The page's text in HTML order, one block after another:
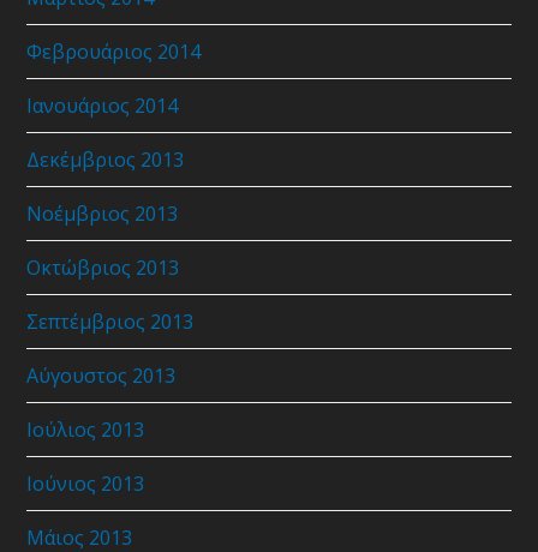
Φεβρουάριος 2014
Ιανουάριος 2014
Δεκέμβριος 2013
Νοέμβριος 2013
Οκτώβριος 2013
Σεπτέμβριος 2013
Αύγουστος 2013
Ιούλιος 2013
Ιούνιος 2013
Μάιος 2013